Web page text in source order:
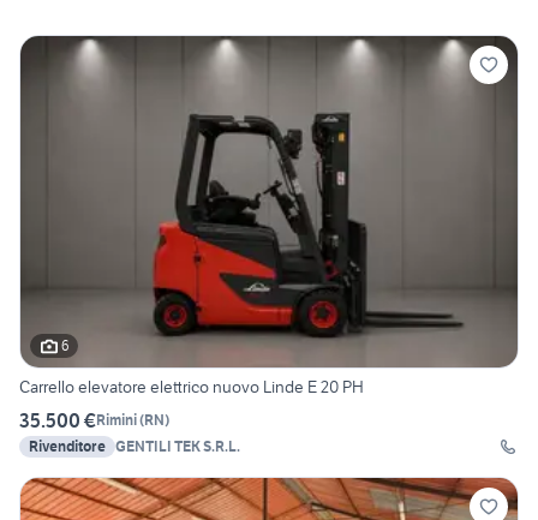
6
Carrello elevatore elettrico nuovo Linde E 20 PH
35.500 €Rimini(RN)
Rivenditore GENTILI TEK S.R.L.